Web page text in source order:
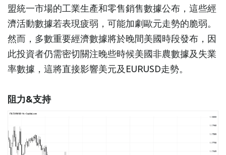
盟統一市場的工業生產和零售銷售數據公布，這些經
濟活動數據若表現疲弱，可能加劇歐元走勢的脆弱。
然而，多數重要經濟數據將於晚間美國時段發布，因
此投資者仍需密切關注晚些時候美國非農數據及失業
率數據，這將直接影響美元及EURUSD走勢。
阻力&支持